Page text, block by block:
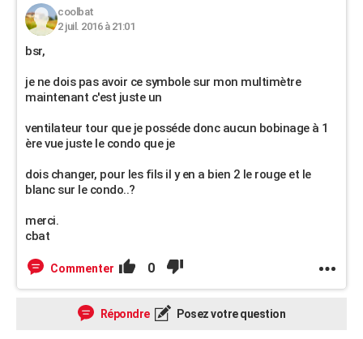
coolbat
2 juil. 2016 à 21:01
bsr,
je ne dois pas avoir ce symbole sur mon multimètre
maintenant c'est juste un
ventilateur tour que je posséde donc aucun bobinage à 1
ère vue juste le condo que je
dois changer, pour les fils il y en a bien 2 le rouge et le
blanc sur le condo..?
merci.
cbat
Commenter 0
Répondre Posez votre question